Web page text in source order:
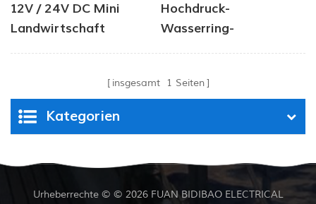
12V / 24V DC Mini
Landwirtschaft
Hochdruck-
Wasserring-
insgesamt 1 Seiten
Kategorien
Urheberrechte © © 2026 FUAN BIDIBAO ELECTRICAL